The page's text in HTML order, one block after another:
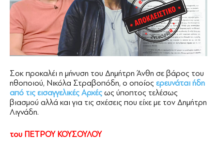
Σοκ προκαλέι η μήνυση του Δημήτρη Άνθη σε βάρος του
ηθοποιού, Νικόλα Στραβοπόδη, ο οποίος ερευνάται ήδη
από τις εισαγγελικές Αρχές ως ύποπτος τελέσως
βιασμού αλλά και για τις σχέσεις που είχε με τον Δημήτρη
Λιγνάδη.
του ΠΕΤΡΟΥ ΚΟΥΣΟΥΛΟΥ